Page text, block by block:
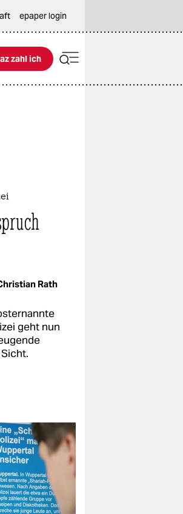
epaper login
ich
zahl ich
Rath
geht nun